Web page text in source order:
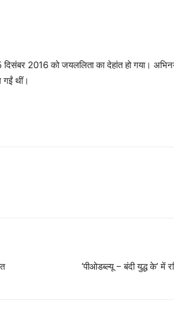
2016 को जयललिता का देहांत हो गया।
गईं थीं।
‘पीओडब्ल्यू – बंदी युद्ध के’ में